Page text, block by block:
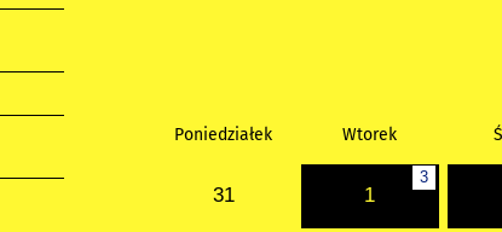
Poniedziałek Wtorek
31
3
1